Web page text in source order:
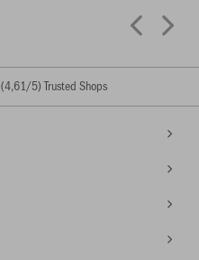
(4,61/5) Trusted Shops